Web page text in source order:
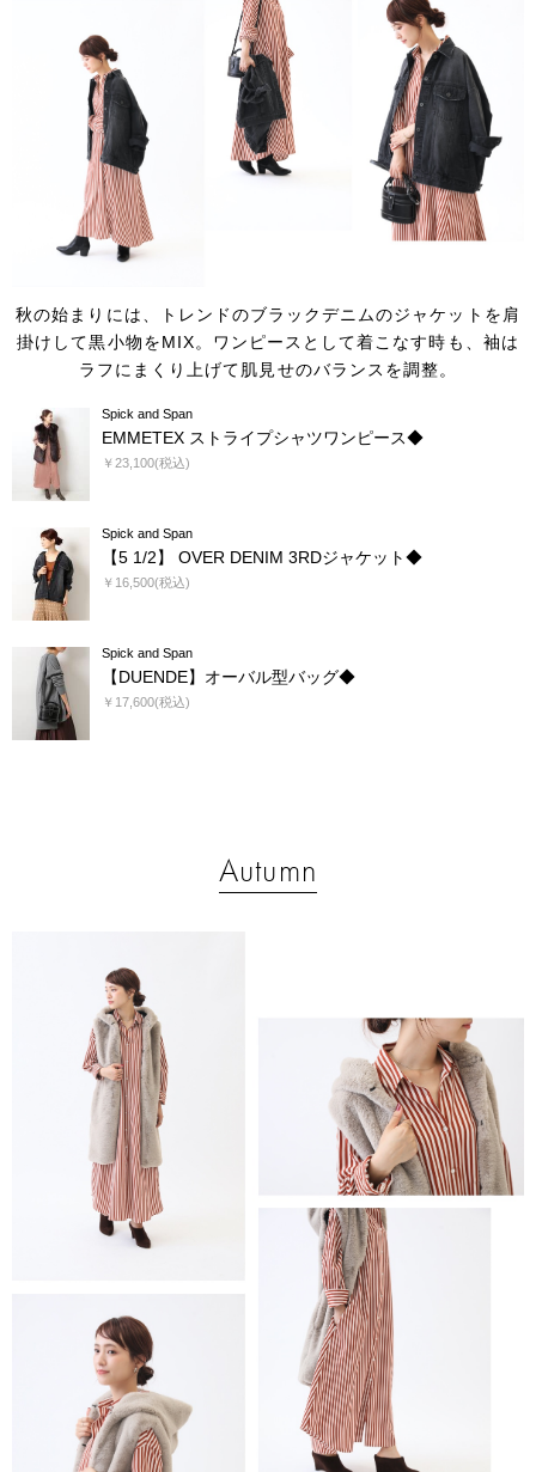
秋の始まりには、トレンドのブラックデニムのジャケットを肩
掛けして黒小物をMIX。 ワンピースとして着こなす時も、袖は
ラフにまくり上げて肌見せのバランスを調整。
Spick and Span
EMMETEX ストライプシャツワンピース◆
￥23,100(税込)
Spick and Span
【5 1/2】 OVER DENIM 3RDジャケット◆
￥16,500(税込)
Spick and Span
【DUENDE】オーバル型バッグ◆
￥17,600(税込)
Autumn